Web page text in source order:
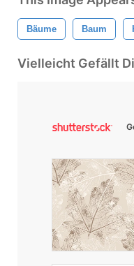
Bäume Baum
Vielleicht Gefällt